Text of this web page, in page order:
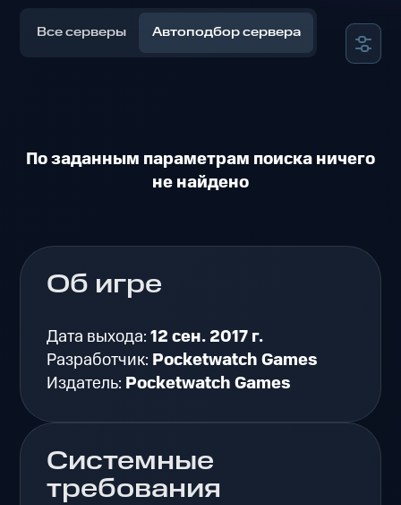
Все серверы Автоподбор сервера
По заданным параметрам поиска ничего
не найдено
Об игре
Дата выхода:12 сен. 2017 г.
Разработчик: Pocketwatch Games
Издатель: Pocketwatch Games
Системные
требования